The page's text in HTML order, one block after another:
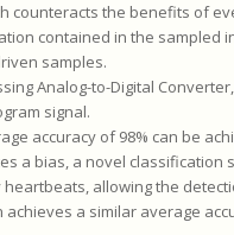
counteracts the benefits of
contained in the sampled
samples.
Analog-to-Digital
signal.
accuracy of 98% can be
a bias, a novel classification
allowing the
a similar average